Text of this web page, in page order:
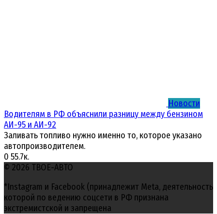
Новости
Водителям в РФ объяснили разницу между бензином
АИ-95 и АИ-92
Заливать топливо нужно именно то, которое указано
автопроизводителем.
0 55.7к.
© 2026 ТВОЕ-АВТО
*Instagram и Facebook (принадлежит Meta, деятельность
которой по ведению соцсети в РФ признана
экстремистской и запрещена